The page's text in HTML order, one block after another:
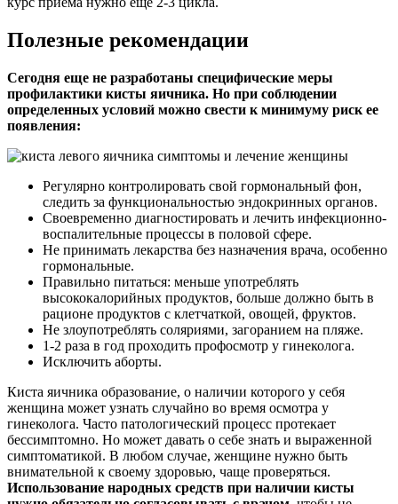
Полезные рекомендации
Сегодня еще не разработаны специфические меры
профилактики кисты яичника. Но при соблюдении
определенных условий можно свести к минимуму риск ее
появления:
Регулярно контролировать свой гормональный фон,
следить за функциональностью эндокринных органов.
Своевременно диагностировать и лечить инфекционно-
воспалительные процессы в половой сфере.
Не принимать лекарства без назначения врача, особенно
гормональные.
Правильно питаться: меньше употреблять
высококалорийных продуктов, больше должно быть в
рационе продуктов с клетчаткой, овощей, фруктов.
Не злоупотреблять соляриями, загоранием на пляже.
1-2 раза в год проходить профосмотр у гинеколога.
Исключить аборты.
Киста яичника образование, о наличии которого у себя
женщина может узнать случайно во время осмотра у
гинеколога. Часто патологический процесс протекает
бессимптомно. Но может давать о себе знать и выраженной
симптоматикой. В любом случае, женщине нужно быть
внимательной к своему здоровью, чаще проверяться.
Использование народных средств при наличии кисты